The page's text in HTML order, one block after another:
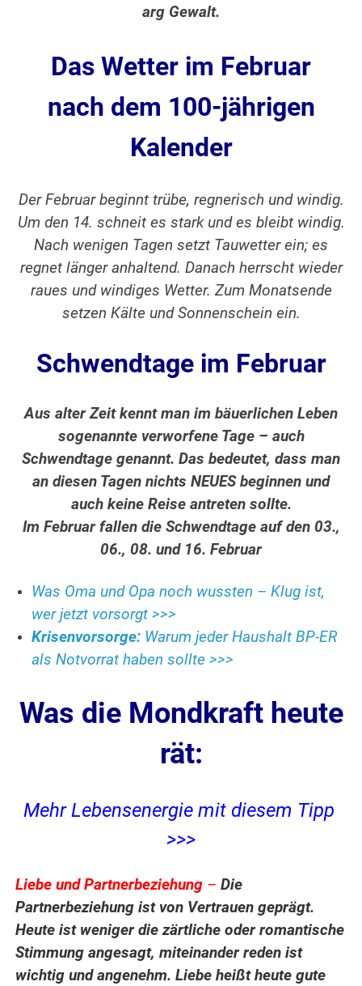
arg Gewalt.
Das Wetter im Februar
nach dem 100-jährigen
Kalender
Der Februar beginnt trübe, regnerisch und windig.
Um den 14. schneit es stark und es bleibt windig.
Nach wenigen Tagen setzt Tauwetter ein; es
regnet länger anhaltend. Danach herrscht wieder
raues und windiges Wetter. Zum Monatsende
setzen Kälte und Sonnenschein ein.
Schwendtage im Februar
Aus alter Zeit kennt man im bäuerlichen Leben
sogenannte verworfene Tage – auch
Schwendtage genannt. Das bedeutet, dass man
an diesen Tagen nichts NEUES beginnen und
auch keine Reise antreten sollte.
Im Februar fallen die Schwendtage auf den 03.,
06., 08. und 16. Februar
Was Oma und Opa noch wussten – Klug ist,
wer jetzt vorsorgt >>>
Krisenvorsorge: Warum jeder Haushalt BP-ER
als Notvorrat haben sollte >>>
Was die Mondkraft heute
rät:
Mehr Lebensenergie mit diesem Tipp
>>>
Liebe und Partnerbeziehung –Die
Partnerbeziehung ist von Vertrauen geprägt.
Heute ist weniger die zärtliche oder romantische
Stimmung angesagt, miteinander reden ist
wichtig und angenehm. Liebe heißt heute gute